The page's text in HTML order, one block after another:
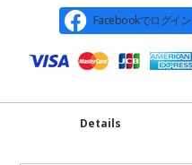
Facebookでログイン
Details